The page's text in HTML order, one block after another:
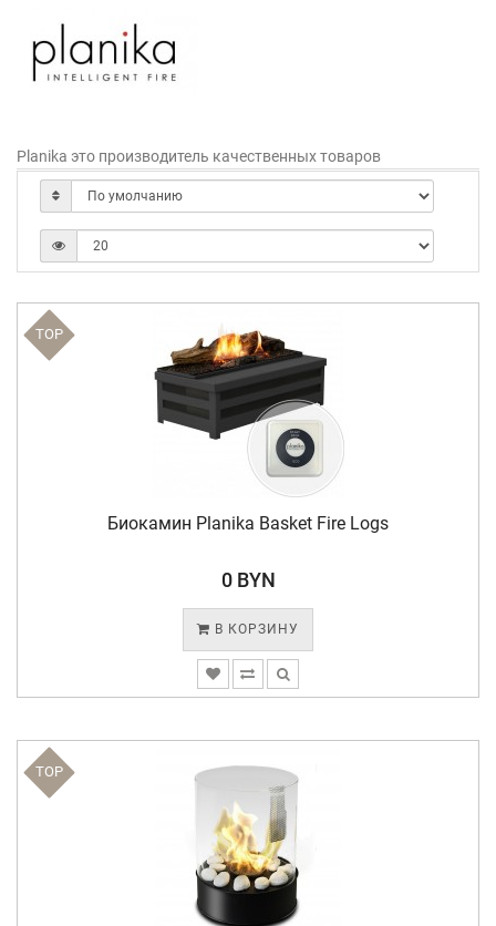
Planika это производитель качественных товаров
TOP
Биокамин Planika Basket Fire Logs
0 BYN
В КОРЗИНУ
TOP